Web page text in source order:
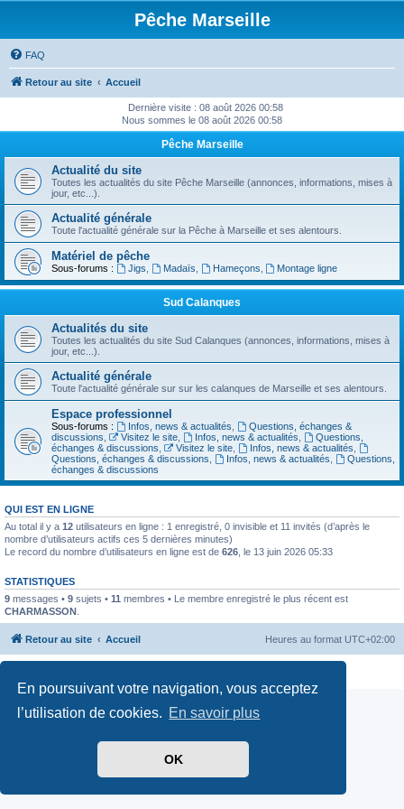
En poursuivant votre navigation, vous acceptez
l’utilisation de cookies. En savoir plus
OK
Pêche Marseille
FAQ
Retour au site Accueil
Dernière visite : 08 août 2026 00:58
Nous sommes le 08 août 2026 00:58
Pêche Marseille
Actualité du site
Toutes les actualités du site Pêche Marseille (annonces, informations, mises à
jour, etc...).
Actualité générale
Toute l'actualité générale sur la Pêche à Marseille et ses alentours.
Matériel de pêche
Sous-forums : Jigs Madaïs Hameçons Montage ligne
Sud Calanques
Actualités du site
Toutes les actualités du site Sud Calanques (annonces, informations, mises à
jour, etc...).
Actualité générale
Toute l'actualité générale sur sur les calanques de Marseille et ses alentours.
Espace professionnel
Sous-forums : Infos, news & actualités
Questions, échanges &
discussions
Visitez le site, Infos, news & actualités
Questions,
échanges & discussions
Visitez le site, Infos, news & actualités
Questions, échanges & discussions
Infos, news & actualités
Questions,
échanges & discussions
QUI EST EN LIGNE
Au total il y a 12 utilisateurs en ligne : 1 enregistré, 0 invisible et 11 invités (d’après le
nombre d’utilisateurs actifs ces 5 dernières minutes)
Le record du nombre d’utilisateurs en ligne est de 626 , le 13 juin 2026 05:33
STATISTIQUES
9 messages • 9 sujets • 11 membres • Le membre enregistré le plus récent est
CHARMASSON
Retour au site Accueil Heures au format UTC+02:00